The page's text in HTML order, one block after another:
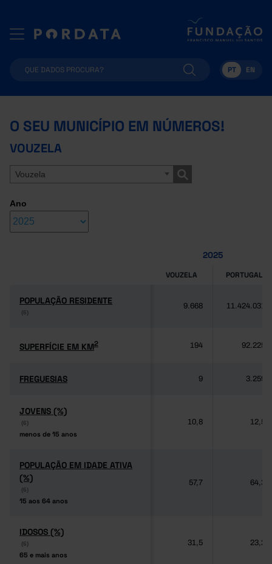
PT EN
O SEU MUNICÍPIO EM NÚMEROS!
VOUZELA
Vouzela
Ano
2025
VOUZELA PORTUGAL
POPULAÇÃO RESIDENTE
(6)
POPULAÇÃO RESIDENTE
(6)
9.668 11.424.031
SUPERFÍCIE EM KM2
SUPERFÍCIE EM KM2 194 92.225
FREGUESIAS
FREGUESIAS 9 3.259
JOVENS (%)
(6)
menos de 15 anos
JOVENS (%)
(6)
menos de 15 anos
10,8 12,5
POPULAÇÃO EM IDADE ATIVA
(%)
(6)
15 aos 64 anos
POPULAÇÃO EM IDADE ATIVA
(%)
(6)
15 aos 64 anos
57,7 64,3
IDOSOS (%)
(6)
65 e mais anos
IDOSOS (%)
(6)
65 e mais anos
31,5 23,2